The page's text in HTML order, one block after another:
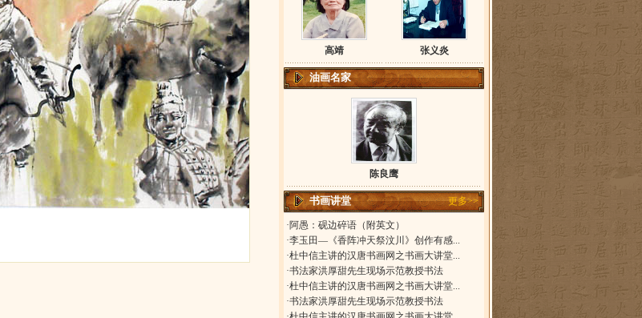
高靖 张义炎
油画名家
陈良鹰
书画讲堂 更多>>
·阿愚：砚边碎语（附英文）
·李玉田—《香阵冲天祭汶川》创作有感...
·杜中信主讲的汉唐书画网之书画大讲堂...
·书法家洪厚甜先生现场示范教授书法
·杜中信主讲的汉唐书画网之书画大讲堂...
·书法家洪厚甜先生现场示范教授书法